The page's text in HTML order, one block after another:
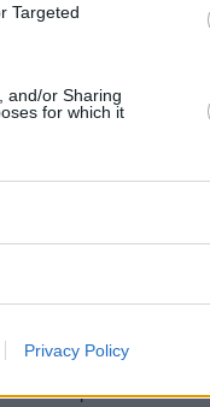
Targeted
and/or Sharing
for which it
Privacy Policy
τον Κόσμο, τη
08.01.2024, 19:29
που θεραπεύεται